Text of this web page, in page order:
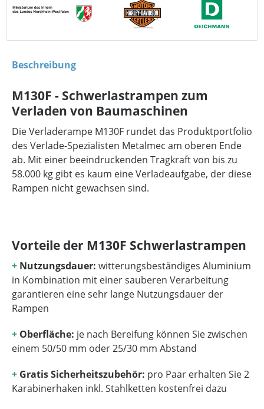
Beschreibung
M130F - Schwerlastrampen zum
Verladen von Baumaschinen
Die Verladerampe M130F rundet das Produktportfolio
des Verlade-Spezialisten Metalmec am oberen Ende
ab. Mit einer beeindruckenden Tragkraft von bis zu
58.000 kg gibt es kaum eine Verladeaufgabe, der diese
Rampen nicht gewachsen sind.
Vorteile der M130F Schwerlastrampen
+ Nutzungsdauer: witterungsbeständiges Aluminium
in Kombination mit einer sauberen Verarbeitung
garantieren eine sehr lange Nutzungsdauer der
Rampen
+ Oberfläche: je nach Bereifung können Sie zwischen
einem 50/50 mm oder 25/30 mm Abstand
+ Gratis Sicherheitszubehör: pro Paar erhalten Sie 2
Karabinerhaken inkl. Stahlketten kostenfrei dazu